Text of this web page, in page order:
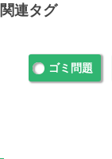
関連タグ
ゴミ問題